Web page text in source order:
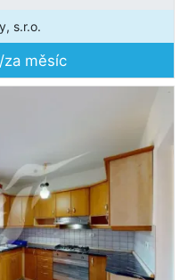
s.r.o.
/za měsíc